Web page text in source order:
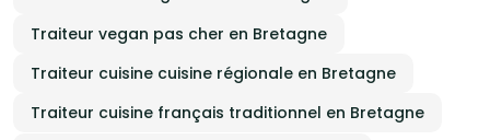
Traiteur vegan pas cher en Bretagne
Traiteur cuisine cuisine régionale en Bretagne
Traiteur cuisine français traditionnel en Bretagne